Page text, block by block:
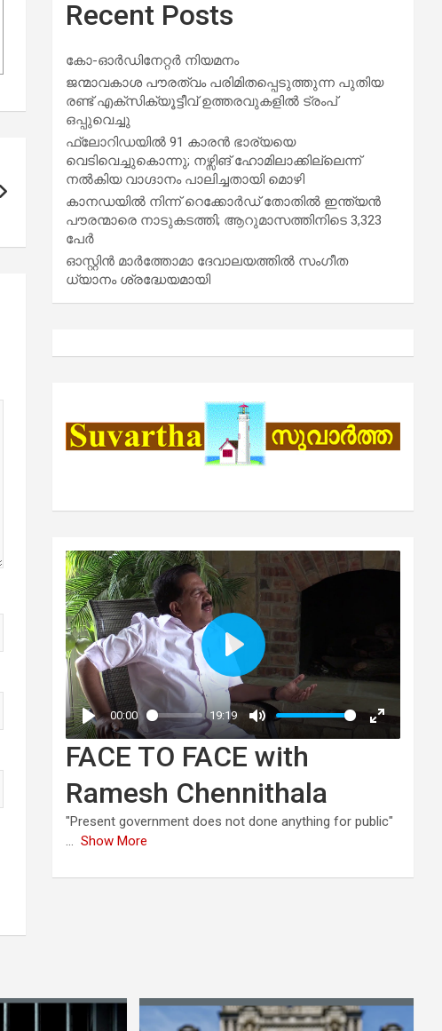
Recent Posts
കോ-ഓർഡിനേറ്റർ നിയമനം
ജന്മാവകാശ പൗരത്വം പരിമിതപ്പെടുത്തുന്ന പുതിയ
രണ്ട് എക്സിക്യൂട്ടീവ് ഉത്തരവുകളിൽ ട്രംപ്
ഒപ്പുവെച്ചു
ഫ്ലോറിഡയിൽ 91 കാരൻ ഭാര്യയെ
വെടിവെച്ചുകൊന്നു; നഴ്സിങ് ഹോമിലാക്കില്ലെന്ന്
നൽകിയ വാഗ്ദാനം പാലിച്ചതായി മൊഴി
കാനഡയിൽ നിന്ന് റെക്കോർഡ് തോതിൽ ഇന്ത്യൻ
പൗരന്മാരെ നാടുകടത്തി; ആറുമാസത്തിനിടെ 3,323
പേർ
ഓസ്റ്റിൻ മാർത്തോമാ ദേവാലയത്തിൽ സംഗീത
ധ്യാനം ശ്രദ്ധേയമായി
FACE TO FACE with
Ramesh Chennithala
"Present government does not done anything for public"
... Show More